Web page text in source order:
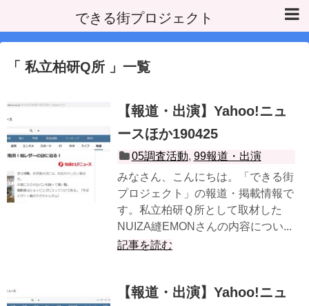
できる街プロジェクト
私立柏研Q所 一覧
【報道・出演】Yahoo!ニュ
ースほか190425
05調査活動, 99報道・出演
みなさん、こんにちは。「できる街
プロジェクト」の報道・掲載情報で
す。私立柏研Ｑ所として取材した
NUIZA縫EMONさんの内容につい...
記事を読む
【報道・出演】Yahoo!ニュ